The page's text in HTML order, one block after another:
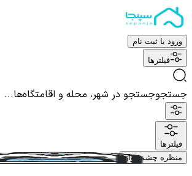
ورود یا ثبت نام
فیلترها
جستجوجستجو در شهر، محله و اقامتگاه‌ها...
فیلترها
منظره چشم نواز